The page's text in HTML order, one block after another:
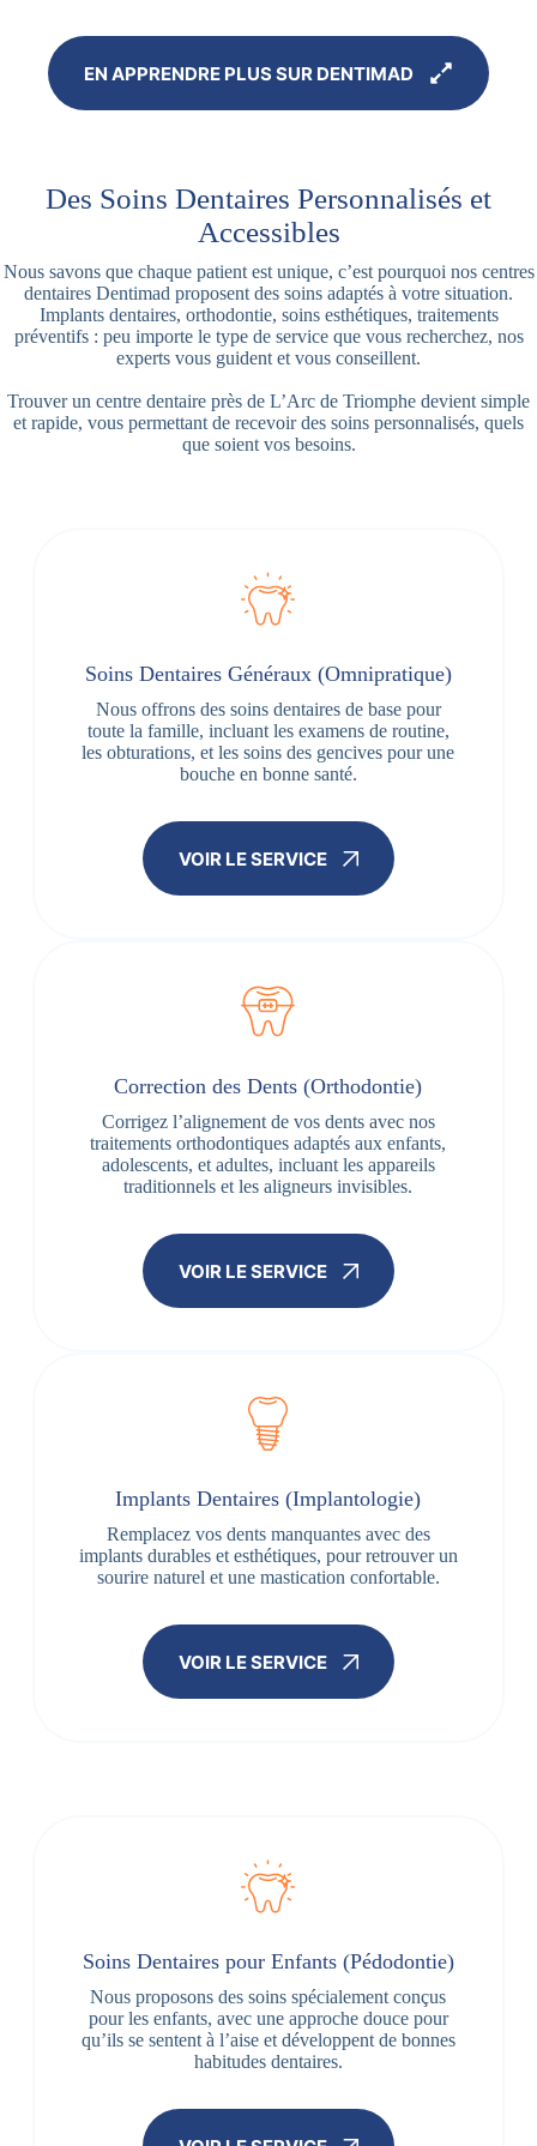
EN APPRENDRE PLUS SUR DENTIMAD
Des Soins Dentaires Personnalisés et
Accessibles
Nous savons que chaque patient est unique, c’est pourquoi nos centres
dentaires Dentimad proposent des soins adaptés à votre situation.
Implants dentaires, orthodontie, soins esthétiques, traitements
préventifs : peu importe le type de service que vous recherchez, nos
experts vous guident et vous conseillent.
Trouver un centre dentaire près de L’Arc de Triomphe devient simple
et rapide, vous permettant de recevoir des soins personnalisés, quels
que soient vos besoins.
Soins Dentaires Généraux (Omnipratique)
Nous offrons des soins dentaires de base pour
toute la famille, incluant les examens de routine,
les obturations, et les soins des gencives pour une
bouche en bonne santé.
VOIR LE SERVICE
Correction des Dents (Orthodontie)
Corrigez l’alignement de vos dents avec nos
traitements orthodontiques adaptés aux enfants,
adolescents, et adultes, incluant les appareils
traditionnels et les aligneurs invisibles.
VOIR LE SERVICE
Implants Dentaires (Implantologie)
Remplacez vos dents manquantes avec des
implants durables et esthétiques, pour retrouver un
sourire naturel et une mastication confortable.
VOIR LE SERVICE
Soins Dentaires pour Enfants (Pédodontie)
Nous proposons des soins spécialement conçus
pour les enfants, avec une approche douce pour
qu’ils se sentent à l’aise et développent de bonnes
habitudes dentaires.